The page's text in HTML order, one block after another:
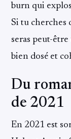
burn qui
Si tu cherches
seras peut-
bien dosé et
Du
de 2021
En 2021 est